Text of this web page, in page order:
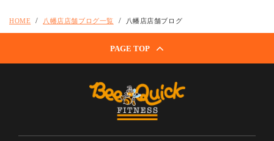
HOME 八幡店店舗ブログ一覧 八幡店店舗ブログ
PAGE TOP